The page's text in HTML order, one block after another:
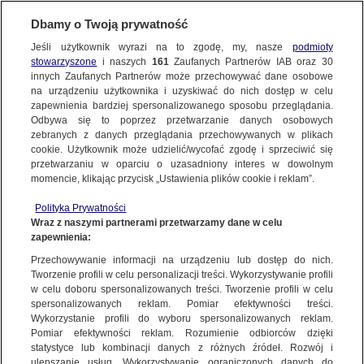
FAKTY|ZOBACZ FAKTY
"Walka z koronawirusem spowodowała
masową traumatyzację pielęgniarek
na całym świecie"
NAJNOWSZE
ZOBACZ FAKTY
FAKTY PO FAKTACH
FAKTY O ŚWIECIE
WIĘCEJ
KANAŁY
Dzień dobry!
Jedno konto do wszystkich usług
Dbamy o Twoją prywatność
Jeśli użytkownik wyrazi na to zgodę, my, nasze podmioty
stowarzyszone i naszych 161Zaufanych Partnerów IAB oraz 30
innych Zaufanych Partnerów może przechowywać dane osobowe
na urządzeniu użytkownika i uzyskiwać do nich dostęp w celu
zapewnienia bardziej spersonalizowanego sposobu przeglądania.
Odbywa się to poprzez przetwarzanie danych osobowych
zebranych z danych przeglądania przechowywanych w plikach
cookie. Użytkownik może udzielić/wycofać zgodę i sprzeciwić się
przetwarzaniu w oparciu o uzasadniony interes w dowolnym
momencie, klikając przycisk „Ustawienia plików cookie i reklam”.
Polityka Prywatności
Wraz z naszymi partnerami przetwarzamy dane w celu
zapewnienia:
Przechowywanie informacji na urządzeniu lub dostęp do nich.
Tworzenie profili w celu personalizacji treści. Wykorzystywanie profili
w celu doboru spersonalizowanych treści. Tworzenie profili w celu
spersonalizowanych reklam. Pomiar efektywności treści.
Wykorzystanie profili do wyboru spersonalizowanych reklam.
Pomiar efektywności reklam. Rozumienie odbiorców dzięki
statystyce lub kombinacji danych z różnych źródeł. Rozwój i